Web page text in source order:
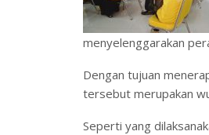
menyelenggarakan
Dengan tujuan
tersebut merupakan
Seperti yang